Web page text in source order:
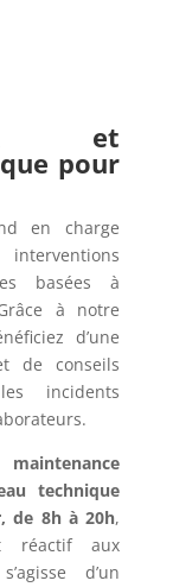
et
pour
en charge
basées à
à notre
d’une
de conseils
incidents
technique
de 8h à 20h,
réactif aux
d’un